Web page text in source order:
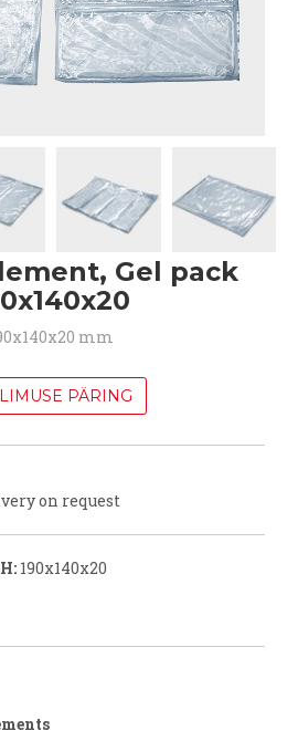
Gel pack
mm
PÄRING
on request
190x140x20